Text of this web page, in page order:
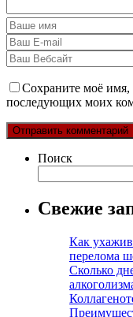
Сохраните моё имя,
последующих моих
Поиск
Свежие
Как
перелома
Сколько